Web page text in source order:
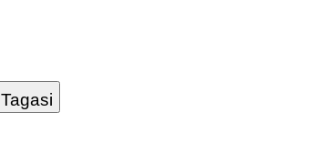
Tagasi